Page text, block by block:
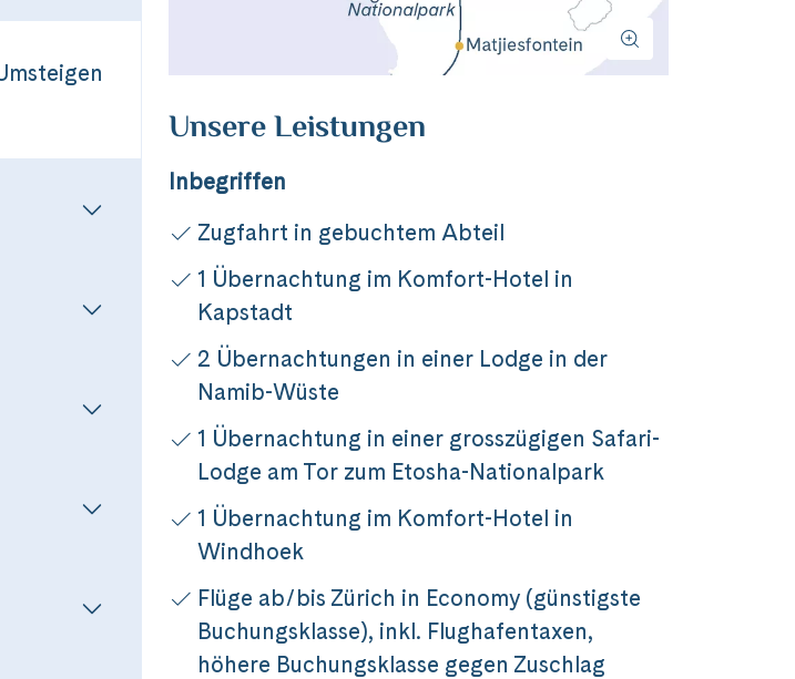
Unsere Leistungen
Inbegriffen
Zugfahrt in gebuchtem Abteil
1 Übernachtung im Komfort-Hotel in
Kapstadt
2 Übernachtungen in einer Lodge in der
Namib-Wüste
1 Übernachtung in einer grosszügigen Safari-
Lodge am Tor zum Etosha-Nationalpark
1 Übernachtung im Komfort-Hotel in
Windhoek
Flüge ab/bis Zürich in Economy (günstigste
Buchungsklasse), inkl. Flughafentaxen,
höhere Buchungsklasse gegen Zuschlag